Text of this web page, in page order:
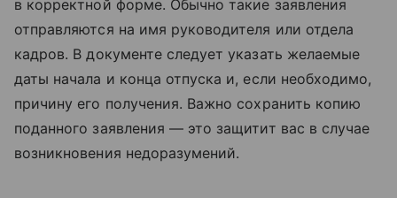
в корректной форме. Обычно такие заявления
отправляются на имя руководителя или отдела
кадров. В документе следует указать желаемые
даты начала и конца отпуска и, если необходимо,
причину его получения. Важно сохранить копию
поданного заявления — это защитит вас в случае
возникновения недоразумений.